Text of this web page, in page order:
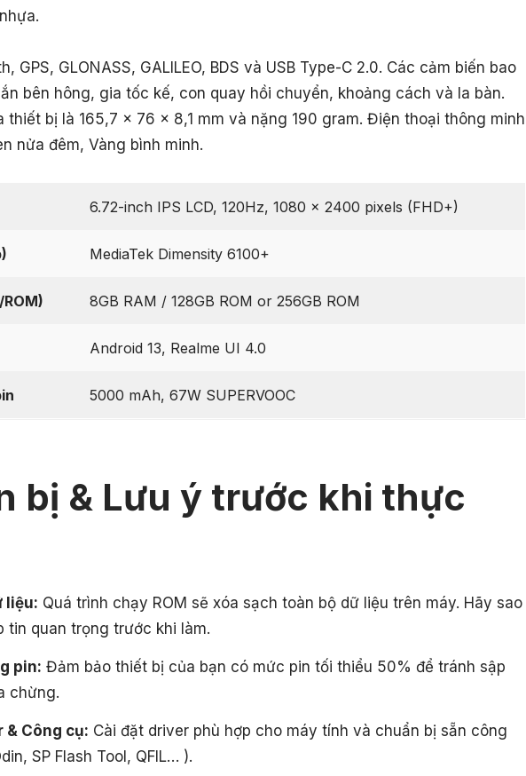
GPS, GLONASS, GALILEO, BDS và USB Type-C 2.0. Các cảm biến bao
bên hông, gia tốc kế, con quay hồi chuyển, khoảng cách và la bàn.
thiết bị là 165,7 x 76 x 8,1 mm và nặng 190 gram. Điện thoại thông minh
nửa đêm, Vàng bình minh.
6.72-inch IPS LCD, 120Hz, 1080 x 2400 pixels (FHD+)
MediaTek Dimensity 6100+
8GB RAM / 128GB ROM or 256GB ROM
Android 13, Realme UI 4.0
5000 mAh, 67W SUPERVOOC
bị & Lưu ý trước khi thực
liệu: Quá trình chạy ROM sẽ xóa sạch toàn bộ dữ liệu trên máy. Hãy sao
tin quan trọng trước khi làm.
pin: Đảm bảo thiết bị của bạn có mức pin tối thiểu 50% để tránh sập
chừng.
& Công cụ: Cài đặt driver phù hợp cho máy tính và chuẩn bị sẵn công
SP Flash Tool, QFIL… ).